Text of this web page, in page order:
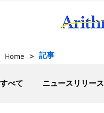
Home > 記事
すべて ニュースリリース